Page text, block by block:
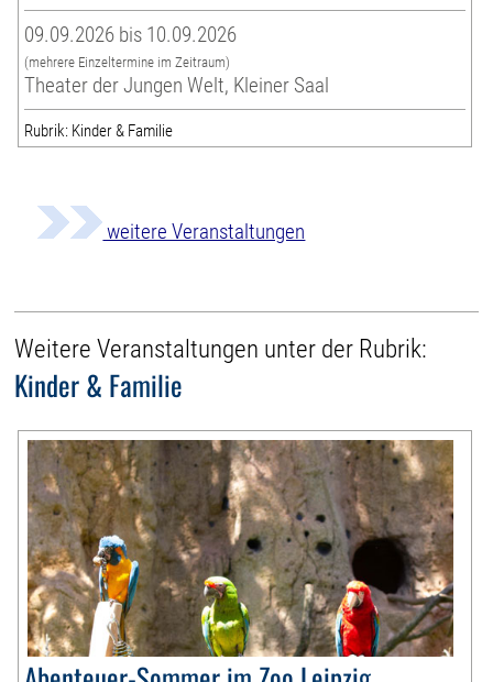
09.09.2026 bis 10.09.2026
(mehrere Einzeltermine im Zeitraum)
Theater der Jungen Welt, Kleiner Saal
Rubrik: Kinder & Familie
weitere Veranstaltungen
Weitere Veranstaltungen unter der Rubrik:
Kinder & Familie